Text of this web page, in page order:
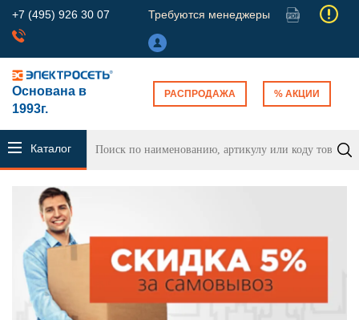
+7 (495) 926 30 07 Требуются менеджеры
Основана в
1993г.
РАСПРОДАЖА % АКЦИИ
Каталог
продукции